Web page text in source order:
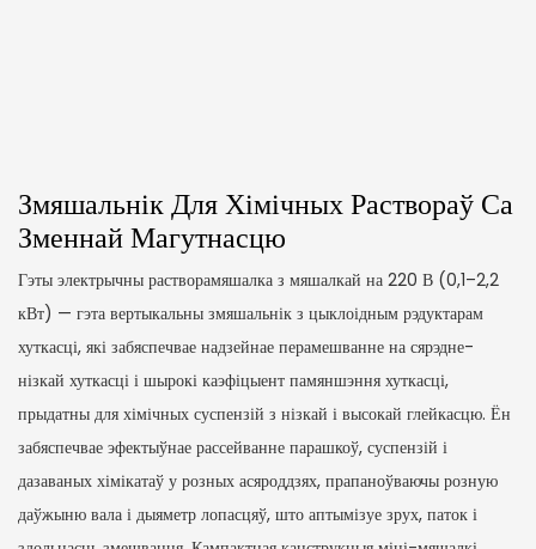
Змяшальнік Для Хімічных Раствораў Са
Зменнай Магутнасцю
Гэты электрычны растворамяшалка з мяшалкай на 220 В (0,1–2,2
кВт) — гэта вертыкальны змяшальнік з цыклоідным рэдуктарам
хуткасці, які забяспечвае надзейнае перамешванне на сярэдне-
нізкай хуткасці і шырокі каэфіцыент памяншэння хуткасці,
прыдатны для хімічных суспензій з нізкай і высокай глейкасцю. Ён
забяспечвае эфектыўнае рассейванне парашкоў, суспензій і
дазаваных хімікатаў у розных асяроддзях, прапаноўваючы розную
даўжыню вала і дыяметр лопасцяў, што аптымізуе зрух, паток і